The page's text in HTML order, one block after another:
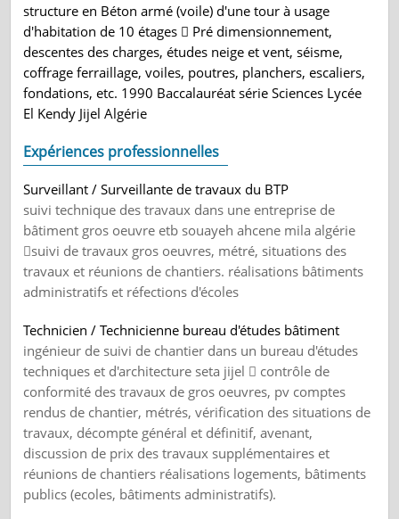
structure en Béton armé (voile) d'une tour à usage
d'habitation de 10 étages  Pré dimensionnement,
descentes des charges, études neige et vent, séisme,
coffrage ferraillage, voiles, poutres, planchers, escaliers,
fondations, etc. 1990 Baccalauréat série Sciences Lycée
El Kendy Jijel Algérie
Expériences professionnelles
Surveillant / Surveillante de travaux du BTP
suivi technique des travaux dans une entreprise de
bâtiment gros oeuvre etb souayeh ahcene mila algérie
suivi de travaux gros oeuvres, métré, situations des
travaux et réunions de chantiers. réalisations bâtiments
administratifs et réfections d'écoles
Technicien / Technicienne bureau d'études bâtiment
ingénieur de suivi de chantier dans un bureau d'études
techniques et d'architecture seta jijel  contrôle de
conformité des travaux de gros oeuvres, pv comptes
rendus de chantier, métrés, vérification des situations de
travaux, décompte général et définitif, avenant,
discussion de prix des travaux supplémentaires et
réunions de chantiers réalisations logements, bâtiments
publics (ecoles, bâtiments administratifs).